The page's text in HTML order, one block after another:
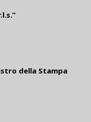
della Stampa